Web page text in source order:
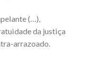
(…),
da justiça
arrazoado.